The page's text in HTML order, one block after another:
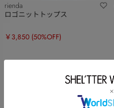
rienda
ロゴニットトップス
￥3,850 (50%OFF)